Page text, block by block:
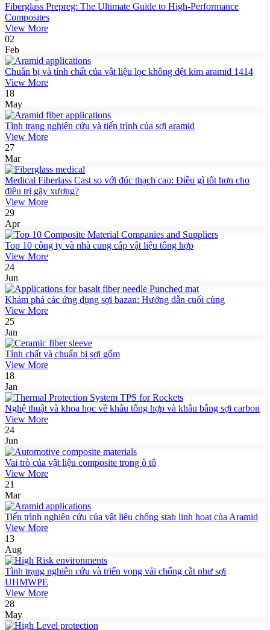
Fiberglass Prepreg: The Ultimate Guide to High-Performance
Composites
View More
02
Feb
Chuẩn bị và tính chất của vật liệu lọc không dệt kim aramid 1414
View More
18
May
Tình trạng nghiên cứu và tiến trình của sợi aramid
View More
27
Mar
Medical Fiberlass Cast so với đúc thạch cao: Điều gì tốt hơn cho
điều trị gãy xương?
View More
29
Apr
Top 10 công ty và nhà cung cấp vật liệu tổng hợp
View More
24
Jun
Khám phá các ứng dụng sợi bazan: Hướng dẫn cuối cùng
View More
25
Jan
Tính chất và chuẩn bị sợi gốm
View More
18
Jan
Nghệ thuật và khoa học về khâu tổng hợp và khâu bằng sợi carbon
View More
24
Jun
Vai trò của vật liệu composite trong ô tô
View More
21
Mar
Tiến trình nghiên cứu của vật liệu chống stab linh hoạt của Aramid
View More
13
Aug
Tình trạng nghiên cứu và triển vọng vải chống cắt như sợi
UHMWPE
View More
28
May